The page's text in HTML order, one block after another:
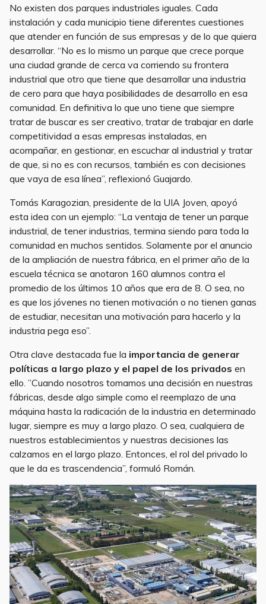
No existen dos parques industriales iguales. Cada
instalación y cada municipio tiene diferentes cuestiones
que atender en función de sus empresas y de lo que quiera
desarrollar. “No es lo mismo un parque que crece porque
una ciudad grande de cerca va corriendo su frontera
industrial que otro que tiene que desarrollar una industria
de cero para que haya posibilidades de desarrollo en esa
comunidad. En definitiva lo que uno tiene que siempre
tratar de buscar es ser creativo, tratar de trabajar en darle
competitividad a esas empresas instaladas, en
acompañar, en gestionar, en escuchar al industrial y tratar
de que, si no es con recursos, también es con decisiones
que vaya de esa línea”, reflexionó Guajardo.
Tomás Karagozian, presidente de la UIA Joven, apoyó
esta idea con un ejemplo: “La ventaja de tener un parque
industrial, de tener industrias, termina siendo para toda la
comunidad en muchos sentidos. Solamente por el anuncio
de la ampliación de nuestra fábrica, en el primer año de la
escuela técnica se anotaron 160 alumnos contra el
promedio de los últimos 10 años que era de 8. O sea, no
es que los jóvenes no tienen motivación o no tienen ganas
de estudiar, necesitan una motivación para hacerlo y la
industria pega eso”.
Otra clave destacada fue la importancia de generar
políticas a largo plazo y el papel de los privados en
ello. ”Cuando nosotros tomamos una decisión en nuestras
fábricas, desde algo simple como el reemplazo de una
máquina hasta la radicación de la industria en determinado
lugar, siempre es muy a largo plazo. O sea, cualquiera de
nuestros establecimientos y nuestras decisiones las
calzamos en el largo plazo. Entonces, el rol del privado lo
que le da es trascendencia”, formuló Román.